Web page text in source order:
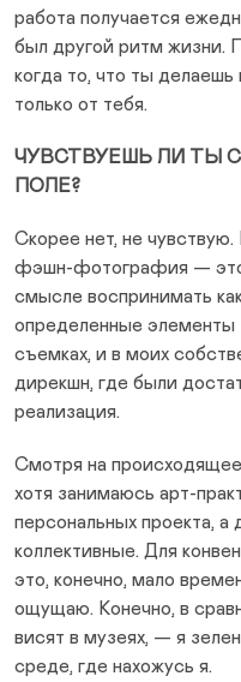
работа получается
был другой ритм жизни.
когда то, что ты
только от тебя.
ЧУВСТВУЕШЬ ЛИ ТЫ
ПОЛЕ?
Скорее нет, не
фэшн-фотография — это
смысле воспринимать
определенные
съемках, и в моих
дирекшн, где были
реализация.
Смотря на
хотя занимаюсь арт-
персональных проекта, а
коллективные. Для
это, конечно, мало
ощущаю. Конечно, в
висят в музеях, — я
среде, где нахожусь я.